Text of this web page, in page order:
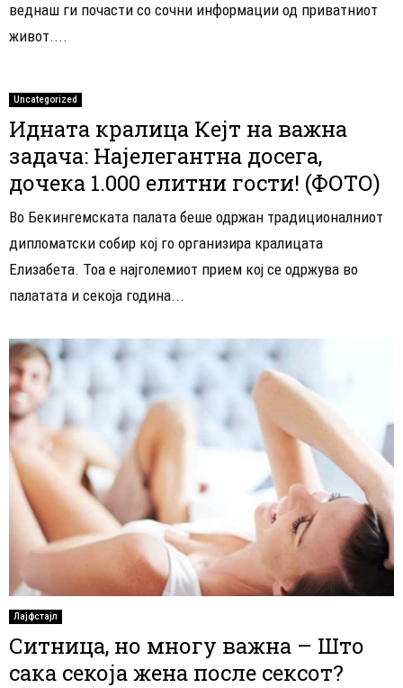
веднаш ги почасти со сочни информации од приватниот
живот....
Uncategorized
Идната кралица Кејт на важна
задача: Најелегантна досега,
дочека 1.000 елитни гости! (ФОТО)
Во Бекингемската палата беше одржан традиционалниот
дипломатски собир кој го организира кралицата
Елизабета. Тоа е најголемиот прием кој се одржува во
палатата и секоја година...
Лајфстајл
Ситница, но многу важна – Што
сака секоја жена после сексот?